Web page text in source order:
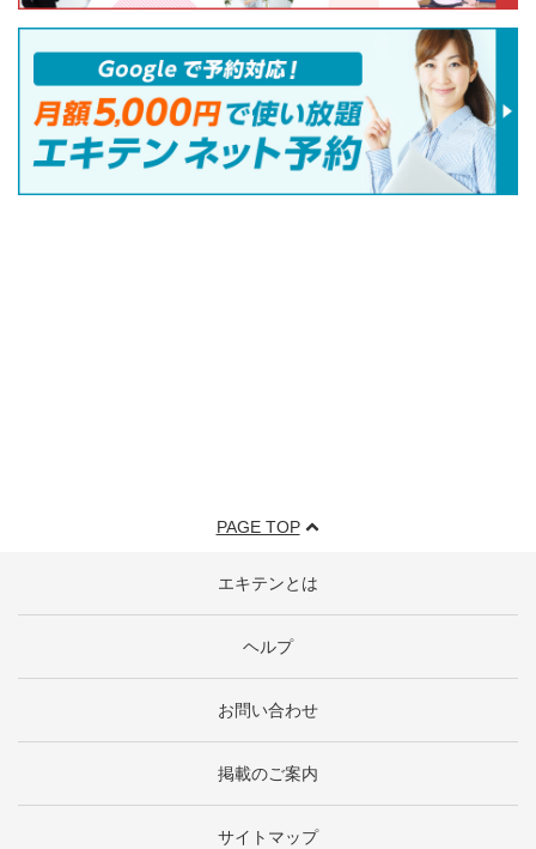
PAGE TOP
エキテンとは
ヘルプ
お問い合わせ
掲載のご案内
サイトマップ